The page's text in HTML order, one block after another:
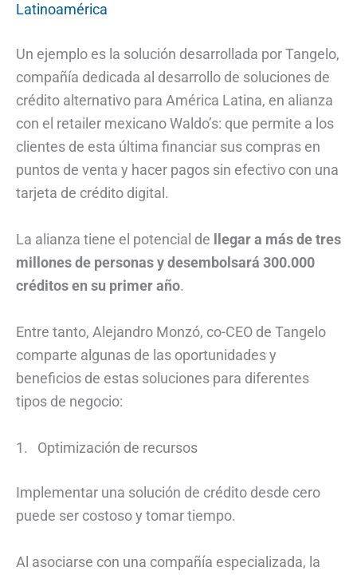
Latinoamérica
Un ejemplo es la solución desarrollada por Tangelo,
compañía dedicada al desarrollo de soluciones de
crédito alternativo para América Latina, en alianza
con el retailer mexicano Waldo’s: que permite a los
clientes de esta última financiar sus compras en
puntos de venta y hacer pagos sin efectivo con una
tarjeta de crédito digital.
La alianza tiene el potencial de
llegar a más de tres
millones de personas y desembolsará 300.000
créditos en su primer año.
Entre tanto, Alejandro Monzó, co-CEO de Tangelo
comparte algunas de las oportunidades y
beneficios de estas soluciones para diferentes
tipos de negocio:
1. Optimización de recursos
Implementar una solución de crédito desde cero
puede ser costoso y tomar tiempo.
Al asociarse con una compañía especializada, la